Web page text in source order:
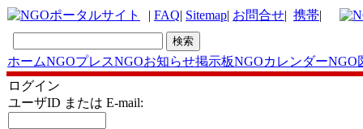
| FAQ| Sitemap| お問合せ| 携帯|
ホームNGOプレスNGOお知らせ掲示板NGOカレンダーNGO
ログイン
ユーザID または E-mail: